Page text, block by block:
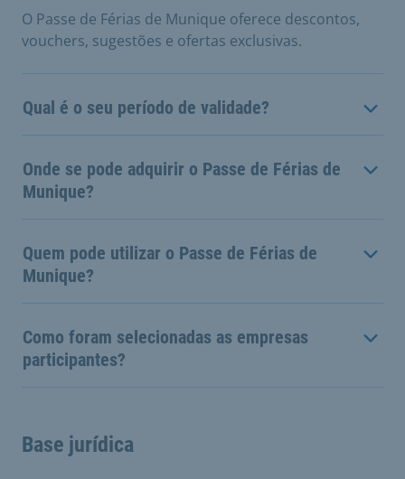
O Passe de Férias de Munique oferece descontos,
vouchers, sugestões e ofertas exclusivas.
Qual é o seu período de validade?
Onde se pode adquirir o Passe de Férias de
Munique?
Quem pode utilizar o Passe de Férias de
Munique?
Como foram selecionadas as empresas
participantes?
Base jurídica